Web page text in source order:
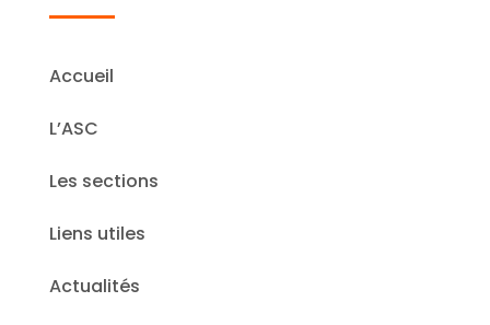
Accueil
L’ASC
Les sections
Liens utiles
Actualités